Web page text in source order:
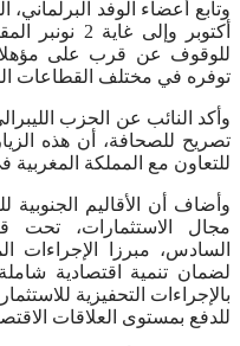
أكتوبر وإلى
للوقوف عن قرب على مؤهلات
توفره في مختلف القطاعات
وأكد النائب عن الحزب
تصريح للصحافة، أن هذه
للتعاون مع المملكة
وأضاف أن الأقاليم
مجال الاستثمارات، تحت
السادس، مبرزا الإجراءات
لضمان تنمية اقتصادية
بالإجراءات التحفيزية
للدفع بمستوى العلاقات